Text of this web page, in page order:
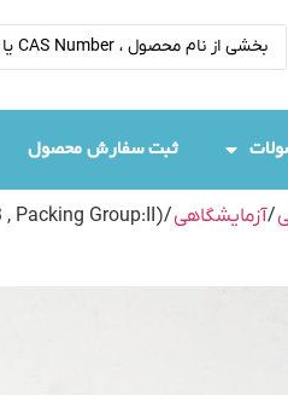
ثبت سفارش محصول
/آزمایشگاهی/
Packing Group:II)”